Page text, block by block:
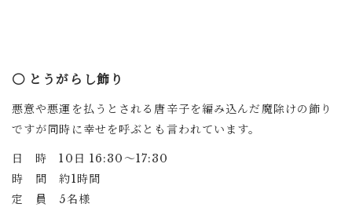
〇 とうがらし飾り
悪意や悪運を払うとされる唐辛子を編み込んだ魔除けの飾り
ですが同時に幸せを呼ぶとも言われています。
日 時 10日 16:30〜17:30
時 間 約1時間
定 員 5名様